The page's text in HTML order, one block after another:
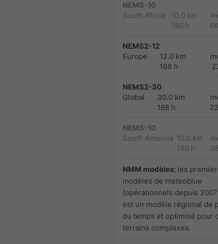
NEMS-10
South Africa
10.0 km
180 h
NEMS2-12
Europe
12.0 km
168 h
NEMS2-30
Global
30.0 km
168 h
NEMS-10
South America 10.0 km
180 h
NMM modèles: les
modèles de meteoblue
(opérationnels depuis
est un modèle régional de
du temps et optimisé pour
terrains complexes.